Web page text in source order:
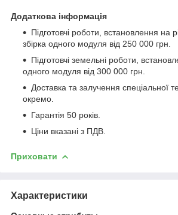
Додаткова інформація
Підготовчі роботи, встановлення на
збірка одного модуля від 250 000 грн.
Підготовчі земельні роботи,
одного модуля від 300 000 грн.
Доставка та залучення спеціальної
окремо.
Гарантія 50 років.
Ціни вказані з ПДВ.
Приховати
Характеристики